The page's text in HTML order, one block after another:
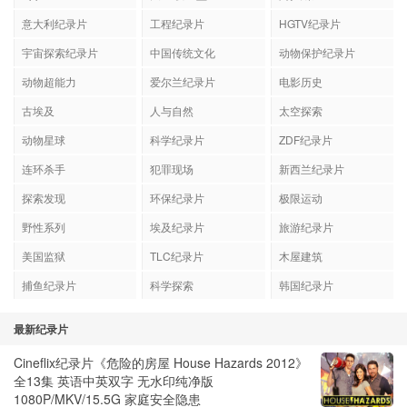
意大利纪录片
工程纪录片
HGTV纪录片
宇宙探索纪录片
中国传统文化
动物保护纪录片
动物超能力
爱尔兰纪录片
电影历史
古埃及
人与自然
太空探索
动物星球
科学纪录片
ZDF纪录片
连环杀手
犯罪现场
新西兰纪录片
探索发现
环保纪录片
极限运动
野性系列
埃及纪录片
旅游纪录片
美国监狱
TLC纪录片
木屋建筑
捕鱼纪录片
科学探索 韩国纪录片
最新纪录片
Cineflix纪录片《危险的房屋 House Hazards 2012》
全13集 英语中英双字 无水印纯净版
1080P/MKV/15.5G 家庭安全隐患